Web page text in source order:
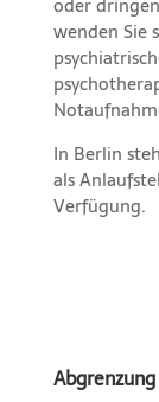
wenden Sie
In Berlin
als
Verfügung.